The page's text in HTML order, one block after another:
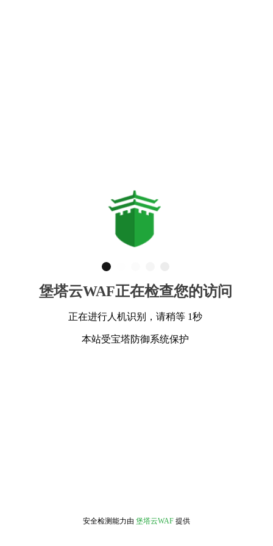
堡塔云WAF正在检查您的访问
正在进行人机识别，请稍等 1秒
本站受宝塔防御系统保护
安全检测能力由 堡塔云WAF 提供